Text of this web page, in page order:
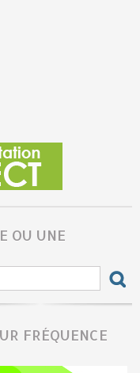
OU UNE
FRÉQUENCE